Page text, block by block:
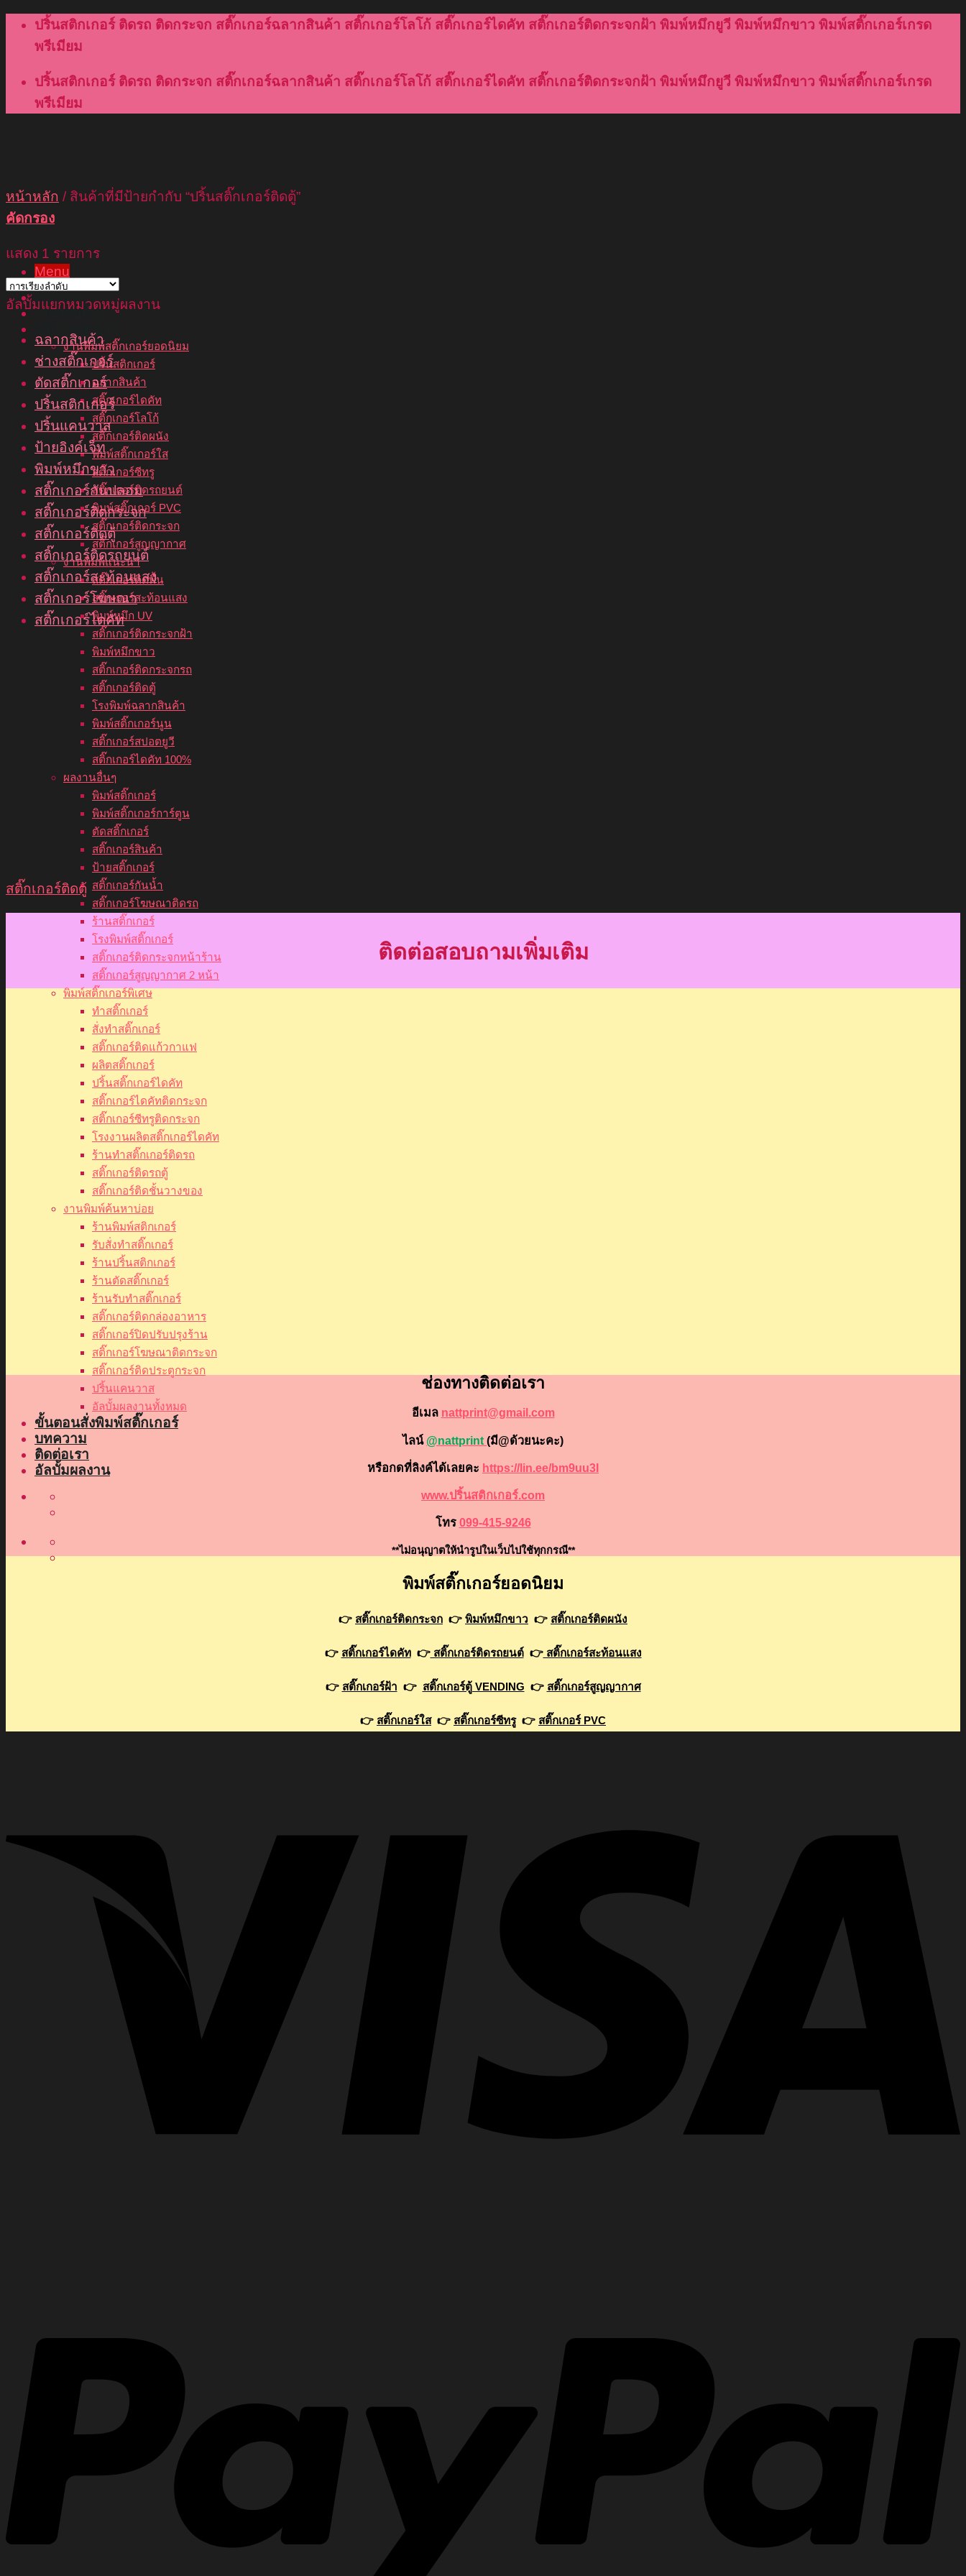
Skip
content
ปริ้นสติกเกอร์ ติดรถ ติดกระจก สติ๊กเกอร์ฉลากสินค้า สติ๊กเกอร์โลโก้ สติ๊กเกอร์ไดคัท สติ๊กเกอร์ติดกระจกฝ้า พิมพ์หมึกยูวี พิมพ์หมึกขาว พิมพ์สติ๊กเกอร์เกรด
พรีเมียม
ปริ้นสติกเกอร์ ติดรถ ติดกระจก สติ๊กเกอร์ฉลากสินค้า สติ๊กเกอร์โลโก้ สติ๊กเกอร์ไดคัท สติ๊กเกอร์ติดกระจกฝ้า พิมพ์หมึกยูวี พิมพ์หมึกขาว พิมพ์สติ๊กเกอร์เกรด
พรีเมียม
Menu
เกี่ยวกับเรา
งานพิมพ์สติ๊กเกอร์ยอดนิยม
ปริ้นสติกเกอร์
ฉลากสินค้า
สติ๊กเกอร์ไดคัท
สติ๊กเกอร์โลโก้
สติ๊กเกอร์ติดผนัง
พิมพ์สติ๊กเกอร์ใส
สติ๊กเกอร์ซีทรู
สติ๊กเกอร์ติดรถยนต์
พิมพ์สติ๊กเกอร์ PVC
สติ๊กเกอร์ติดกระจก
สติ๊กเกอร์สูญญากาศ
งานพิมพ์แนะนำ
สติ๊กเกอร์ติดพื้น
สติ๊กเกอร์สะท้อนแสง
พิมพ์หมึก UV
สติ๊กเกอร์ติดกระจกฝ้า
พิมพ์หมึกขาว
สติ๊กเกอร์ติดกระจกรถ
สติ๊กเกอร์ติดตู้
โรงพิมพ์ฉลากสินค้า
พิมพ์สติ๊กเกอร์นูน
สติ๊กเกอร์สปอตยูวี
สติ๊กเกอร์ไดคัท 100%
ผลงานอื่นๆ
พิมพ์สติ๊กเกอร์
พิมพ์สติ๊กเกอร์การ์ตูน
ตัดสติ๊กเกอร์
สติ๊กเกอร์สินค้า
ป้ายสติ๊กเกอร์
สติ๊กเกอร์กันน้ำ
สติ๊กเกอร์โฆษณาติดรถ
ร้านสติ๊กเกอร์
โรงพิมพ์สติ๊กเกอร์
สติ๊กเกอร์ติดกระจกหน้าร้าน
สติ๊กเกอร์สูญญากาศ 2 หน้า
พิมพ์สติ๊กเกอร์พิเศษ
ทำสติ๊กเกอร์
สั่งทำสติ๊กเกอร์
สติ๊กเกอร์ติดแก้วกาแฟ
ผลิตสติ๊กเกอร์
ปริ้นสติ๊กเกอร์ไดคัท
สติ๊กเกอร์ไดคัทติดกระจก
สติ๊กเกอร์ซีทรูติดกระจก
โรงงานผลิตสติ๊กเกอร์ไดคัท
ร้านทำสติ๊กเกอร์ติดรถ
สติ๊กเกอร์ติดรถตู้
สติ๊กเกอร์ติดชั้นวางของ
งานพิมพ์ค้นหาบ่อย
ร้านพิมพ์สติกเกอร์
รับสั่งทำสติ๊กเกอร์
ร้านปริ้นสติกเกอร์
ร้านตัดสติ๊กเกอร์
ร้านรับทำสติ๊กเกอร์
สติ๊กเกอร์ติดกล่องอาหาร
สติ๊กเกอร์ปิดปรับปรุงร้าน
สติ๊กเกอร์โฆษณาติดกระจก
สติ๊กเกอร์ติดประตูกระจก
ปริ้นแคนวาส
อัลบั้มผลงานทั้งหมด
ขั้นตอนสั่งพิมพ์สติ๊กเกอร์
บทความ
ติดต่อเรา
อัลบั้มผลงาน
หน้าหลัก /สินค้าที่มีป้ายกำกับ “ปริ้นสติ๊กเกอร์ติดตู้”
คัดกรอง
แสดง 1 รายการ
อัลบั้มแยกหมวดหมู่ผลงาน
ฉลากสินค้า
ช่างสติ๊กเกอร์
ตัดสติ๊กเกอร์
ปริ้นสติกเกอร์
ปริ้นแคนวาส
ป้ายอิงค์เจ็ท
พิมพ์หมึกขาว
สติ๊กเกอร์กันปลอม
สติ๊กเกอร์ติดกระจก
สติ๊กเกอร์ติดตู้
สติ๊กเกอร์ติดรถยนต์
สติ๊กเกอร์สะท้อนแสง
สติ๊กเกอร์โฆษณา
สติ๊กเกอร์ไดคัท
สติ๊กเกอร์ติดตู้
ติดต่อสอบถามเพิ่มเติม
ช่องทางติดต่อเรา
อีเมล nattprint@gmail.com
ไลน์ @nattprint (มี@ด้วยนะคะ)
หรือกดที่ลิงค์ได้เลยคะ https://lin.ee/bm9uu3I
www.ปริ้นสติกเกอร์.com
โทร 099-415-9246
**ไม่อนุญาตให้นำรูปในเว็บไปใช้ทุกกรณี**
พิมพ์สติ๊กเกอร์ยอดนิยม
👉 สติ๊กเกอร์ติดกระจก 👉 พิมพ์หมึกขาว 👉 สติ๊กเกอร์ติดผนัง
👉 สติ๊กเกอร์ไดคัท👉สติ๊กเกอร์ติดรถยนต์👉สติ๊กเกอร์สะท้อนแสง
👉 สติ๊กเกอร์ฝ้า 👉 สติ๊กเกอร์ตู้ VENDING 👉 สติ๊กเกอร์สูญญากาศ
👉 สติ๊กเกอร์ใส👉 สติ๊กเกอร์ซีทรู👉 สติ๊กเกอร์ PVC